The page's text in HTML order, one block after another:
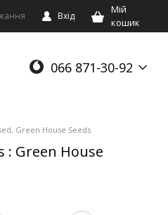
Вхід
Мій
кошик
066 871-30-92
Green House Seeds
: Green House